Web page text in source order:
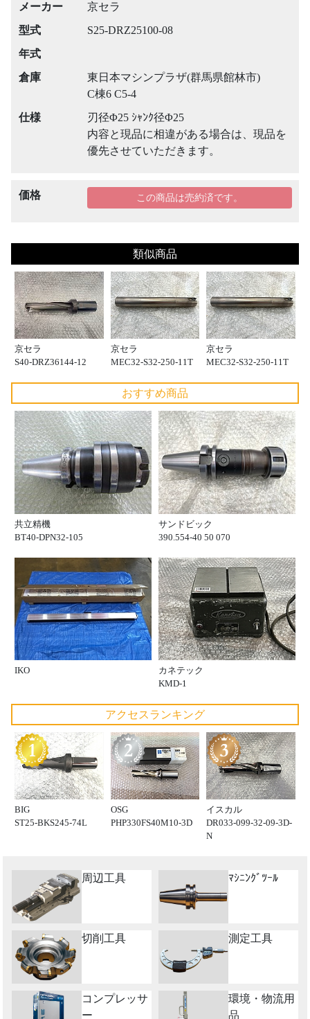
メーカー
京セラ
型式
S25-DRZ25100-08
年式
倉庫
東日本マシンプラザ(群馬県館林市)
C棟6 C5-4
仕様
刃径Φ25 ｼｬﾝｸ径Φ25
内容と現品に相違がある場合は、現品を
優先させていただきます。
価格 この商品は売約済です。
類似商品
京セラ
S40-DRZ36144-12
京セラ
MEC32-S32-250-11T
京セラ
MEC32-S32-250-11T
おすすめ商品
共立精機
BT40-DPN32-105
サンドビック
390.554-40 50 070
IKO
カネテック
KMD-1
アクセスランキング
BIG
ST25-BKS245-74L
OSG
PHP330FS40M10-3D
イスカル
DR033-099-32-09-3D-
N
周辺工具 ﾏｼﾆﾝｸﾞﾂｰﾙ
切削工具 測定工具
コンプレッサ
ー
環境・物流用
品